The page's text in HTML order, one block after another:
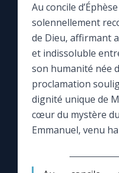
La newsletter
La vidéo de la
Le compte Tiktok
Le magazine
Le site internet
Au concile
solennellement
de Dieu, affirmant
et indissoluble
son humanité née
proclamation
dignité unique de
cœur du mystère
Emmanuel, venu